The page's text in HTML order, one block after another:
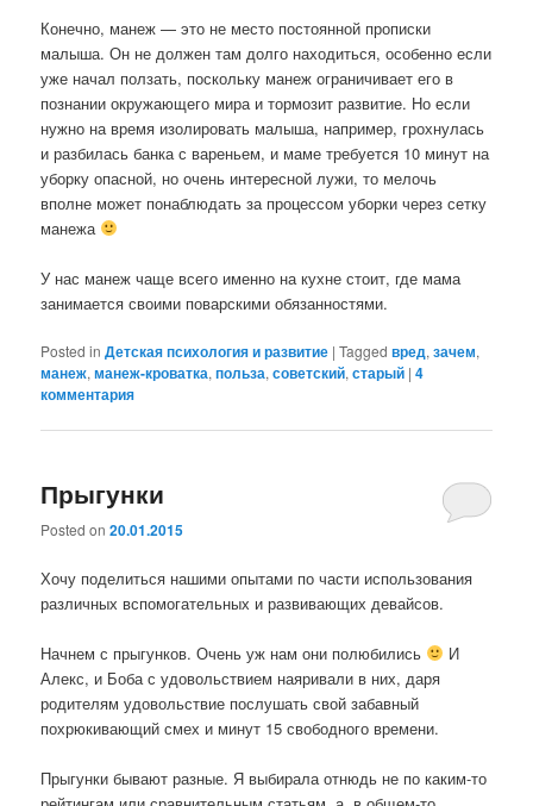
Конечно, манеж — это не место постоянной прописки
малыша. Он не должен там долго находиться, особенно если
уже начал ползать, поскольку манеж ограничивает его в
познании окружающего мира и тормозит развитие. Но если
нужно на время изолировать малыша, например, грохнулась
и разбилась банка с вареньем, и маме требуется 10 минут на
уборку опасной, но очень интересной лужи, то мелочь
вполне может понаблюдать за процессом уборки через сетку
манежа
У нас манеж чаще всего именно на кухне стоит, где мама
занимается своими поварскими обязанностями.
Posted in Детская психология и развитие |Tagged вред,зачем,
манеж,манеж-кроватка,польза,советский,старый |4
комментария
Прыгунки
Posted on20.01.2015
Хочу поделиться нашими опытами по части использования
различных вспомогательных и развивающих девайсов.
Начнем с прыгунков. Очень уж нам они полюбились
И
Алекс, и Боба с удовольствием наяривали в них, даря
родителям удовольствие послушать свой забавный
похрюкивающий смех и минут 15 свободного времени.
Прыгунки бывают разные. Я выбирала отнюдь не по каким-то